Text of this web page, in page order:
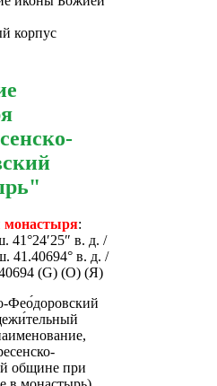
корпус
монастыря:
41°24′25″ в. д. /
41.40694° в. д. /
(G) (O) (Я)
Фео́доровский
общине при